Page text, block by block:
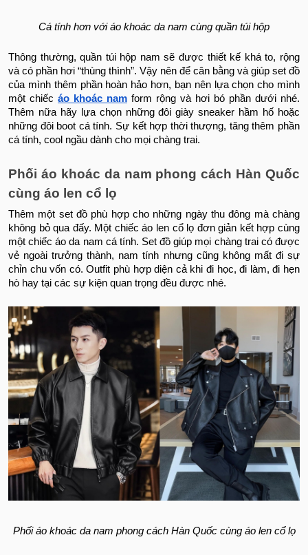
Cá tính hơn với áo khoác da nam cùng quần túi hộp
Thông thường, quần túi hộp nam sẽ được thiết kế khá to, rộng
và có phần hơi “thùng thình”. Vậy nên để cân bằng và giúp set đồ
của mình thêm phần hoàn hảo hơn, bạn nên lựa chọn cho mình
một chiếc áo khoác nam form rộng và hơi bó phần dưới nhé.
Thêm nữa hãy lựa chọn những đôi giày sneaker hầm hố hoặc
những đôi boot cá tính. Sự kết hợp thời thượng, tăng thêm phần
cá tính, cool ngầu dành cho mọi chàng trai.
Phối áo khoác da nam phong cách Hàn Quốc
cùng áo len cổ lọ
Thêm một set đồ phù hợp cho những ngày thu đông mà chàng
không bỏ qua đấy. Một chiếc áo len cổ lọ đơn giản kết hợp cùng
một chiếc áo da nam cá tính. Set đồ giúp mọi chàng trai có được
vẻ ngoài trưởng thành, nam tính nhưng cũng không mất đi sự
chỉn chu vốn có. Outfit phù hợp diện cả khi đi học, đi làm, đi hẹn
hò hay tại các sự kiện quan trọng đều được nhé.
Phối áo khoác da nam phong cách Hàn Quốc cùng áo len cổ lọ